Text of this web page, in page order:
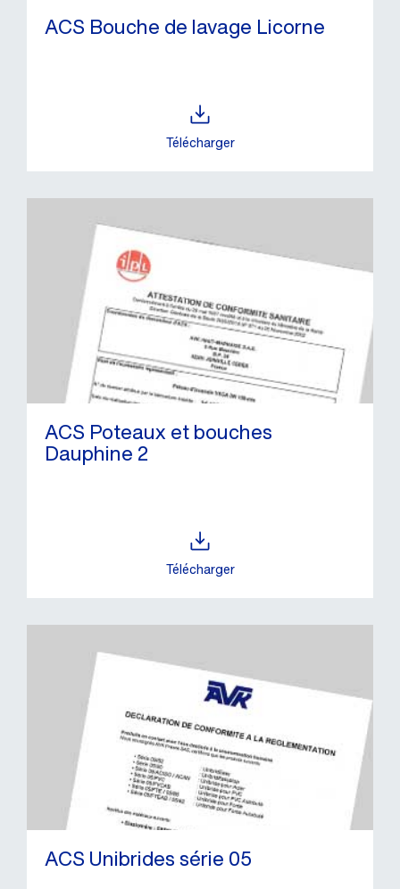
ACS Bouche de lavage Licorne
Télécharger
ACS Poteaux et bouches
Dauphine 2
Télécharger
ACS Unibrides série 05